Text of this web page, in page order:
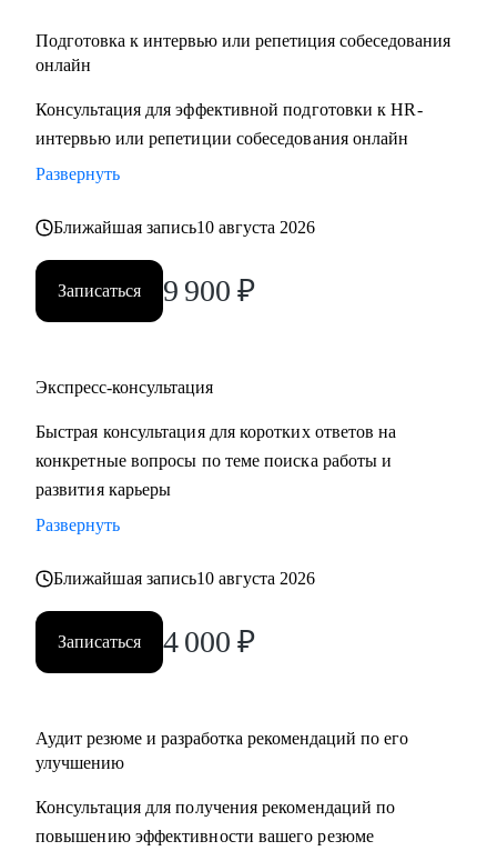
Подготовка к интервью или репетиция собеседования
онлайн
Консультация для эффективной подготовки к HR-
интервью или репетиции собеседования онлайн
Развернуть
Ближайшая запись10 августа 2026
Записаться 9 900 ₽
Экспресс-консультация
Быстрая консультация для коротких ответов на
конкретные вопросы по теме поиска работы и
развития карьеры
Развернуть
Ближайшая запись10 августа 2026
Записаться 4 000 ₽
Аудит резюме и разработка рекомендаций по его
улучшению
Консультация для получения рекомендаций по
повышению эффективности вашего резюме